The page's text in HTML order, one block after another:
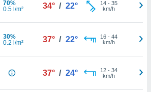
70%
0.5 l/m²
34° / 22° 14- 35
km/h
30%
0.2 l/m²
37° / 22° 16- 44
km/h
37° / 24° 12- 34
km/h